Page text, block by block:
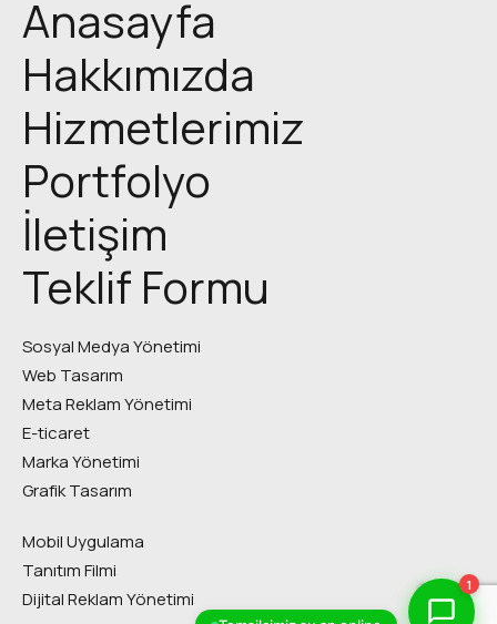
Anasayfa
Hakkımızda
Hizmetlerimiz
Portfolyo
İletişim
Teklif Formu
Sosyal Medya Yönetimi
Web Tasarım
Meta Reklam Yönetimi
E-ticaret
Marka Yönetimi
Grafik Tasarım
Mobil Uygulama
Tanıtım Filmi
Dijital Reklam Yönetimi
1